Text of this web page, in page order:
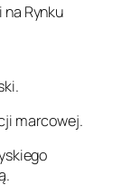
na Rynku
marcowej.